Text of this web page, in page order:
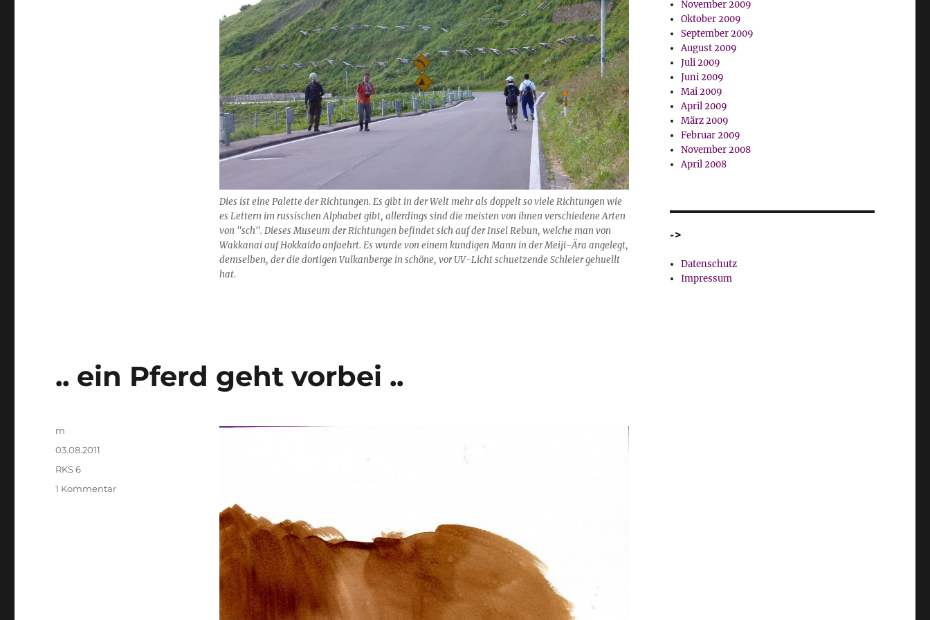
Dies ist eine Palette der Richtungen. Es gibt in der Welt mehr als doppelt so viele Richtungen wie
es Lettern im russischen Alphabet gibt, allerdings sind die meisten von ihnen verschiedene Arten
von "sch". Dieses Museum der Richtungen befindet sich auf der Insel Rebun, welche man von
Wakkanai auf Hokkaido anfaehrt. Es wurde von einem kundigen Mann in der Meiji-Ära angelegt,
demselben, der die dortigen Vulkanberge in schöne, vor UV-Licht schuetzende Schleier gehuellt
hat.
.. ein Pferd geht vorbei ..
Autor
m
Veröffentlicht
03.08.2011
Kategorien
RKS 6
1 Kommentarzu
November 2009
Oktober 2009
September 2009
August 2009
Juli 2009
Juni 2009
Mai 2009
April 2009
März 2009
Februar 2009
November 2008
April 2008
->
Datenschutz
Impressum